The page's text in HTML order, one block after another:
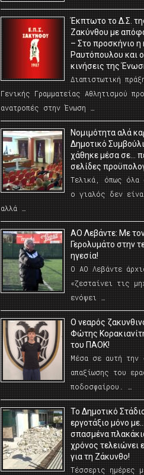
Έκπτωτο το Δ.Σ.
Ζακύνθου με
– Στο προσκήνιο η
Ραυτόπουλου και
κινήσεις της
Διαπιστωτική
Γενικής Γραμματείας Αθλητισμού
ανατροπές στην Ένωση …
Νομιμότητα αλά
Δημοτικό
χάθηκε μέσα σε…
σελίδες
Τελικά, όπως όλα
ο γιαλός δεν
αλλά …
ΑΟ Λεβάντε: Με
Γερολυμάτο στην
ηγεσία!
Ο ΑΟ Λεβάντε
«ζεσταίνει τις
ενόψει …
O νεαρός
Φώτης
του ΠΑΟΚ!
Μέσα σε αυτή την
απαξίωσης του
ποδοσφαίρου. …
Το Δημοτικό
εργοτάξιο μόνο
σπασμένα
χρόνος τελειώνει
για τη Ζάκυνθο!
Τέσσερις ημέρες